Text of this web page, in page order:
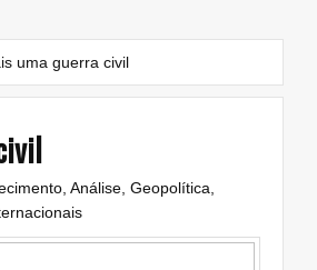
uma guerra civil
Análise Geopolítica